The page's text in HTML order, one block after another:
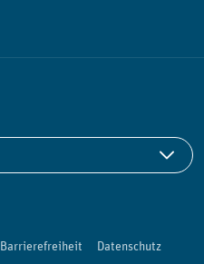
Barrierefreiheit
Datenschutz